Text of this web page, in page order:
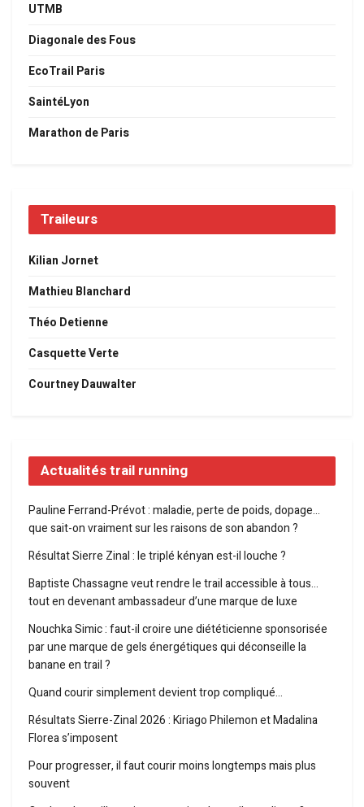
UTMB
Diagonale des Fous
EcoTrail Paris
SaintéLyon
Marathon de Paris
Traileurs
Kilian Jornet
Mathieu Blanchard
Théo Detienne
Casquette Verte
Courtney Dauwalter
Actualités trail running
Pauline Ferrand-Prévot : maladie, perte de poids, dopage…
que sait-on vraiment sur les raisons de son abandon ?
Résultat Sierre Zinal : le triplé kényan est-il louche ?
Baptiste Chassagne veut rendre le trail accessible à tous…
tout en devenant ambassadeur d’une marque de luxe
Nouchka Simic : faut-il croire une diététicienne sponsorisée
par une marque de gels énergétiques qui déconseille la
banane en trail ?
Quand courir simplement devient trop compliqué…
Résultats Sierre-Zinal 2026 : Kiriago Philemon et Madalina
Florea s’imposent
Pour progresser, il faut courir moins longtemps mais plus
souvent